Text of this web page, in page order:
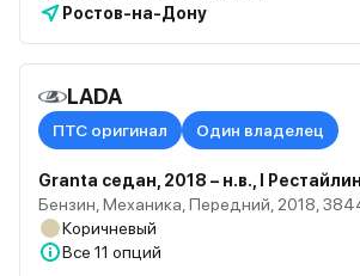
Ростов-на-Дону
LADA
ПТС оригинал Один владелец
Granta седан, 2018 – н.в., I
Бензин, Механика, Передний, 2018,
Коричневый
Все 11 опций